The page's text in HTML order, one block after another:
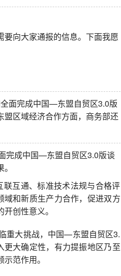
向大家通报的信息。下面我愿
面完成中国—东盟自贸区3.0版
区域经济合作方面，商务部还
完成中国—东盟自贸区3.0版谈
互通、标准技术法规与合格评
和新质生产力合作，促进双方
创性意义。
重大挑战，中国—东盟自贸区3.
大确定性，有力提振地区乃至
范作用。